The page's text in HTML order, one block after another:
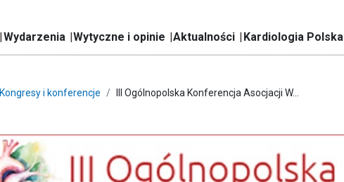
Wydarzenia Wytyczne i opinie Aktualności Kardiologia Polska
Kongresy i konferencje III Ogólnopolska Konferencja Asocjacji W...